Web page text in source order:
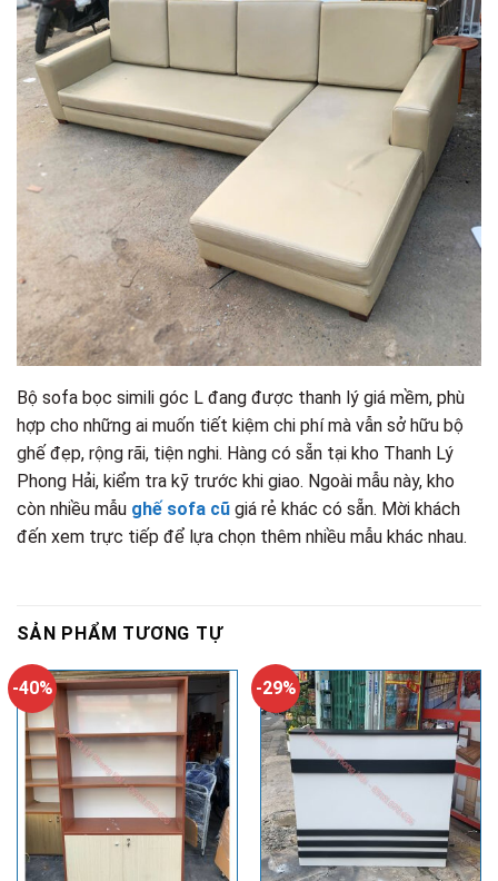
Bộ sofa bọc simili góc L đang được thanh lý giá mềm, phù
hợp cho những ai muốn tiết kiệm chi phí mà vẫn sở hữu bộ
ghế đẹp, rộng rãi, tiện nghi. Hàng có sẵn tại kho Thanh Lý
Phong Hải, kiểm tra kỹ trước khi giao. Ngoài mẫu này, kho
còn nhiều mẫu ghế sofa cũ giá rẻ khác có sẵn. Mời khách
đến xem trực tiếp để lựa chọn thêm nhiều mẫu khác nhau.
SẢN PHẨM TƯƠNG TỰ
-40% -29%